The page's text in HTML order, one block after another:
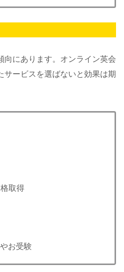
向にあります。オンライン英会
サービスを選ばないと効果は期
取得
お受験